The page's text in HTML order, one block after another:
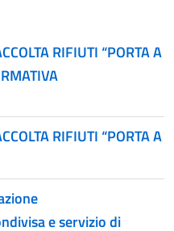
RIFIUTI “PORTA A
RIFIUTI “PORTA A
e servizio di